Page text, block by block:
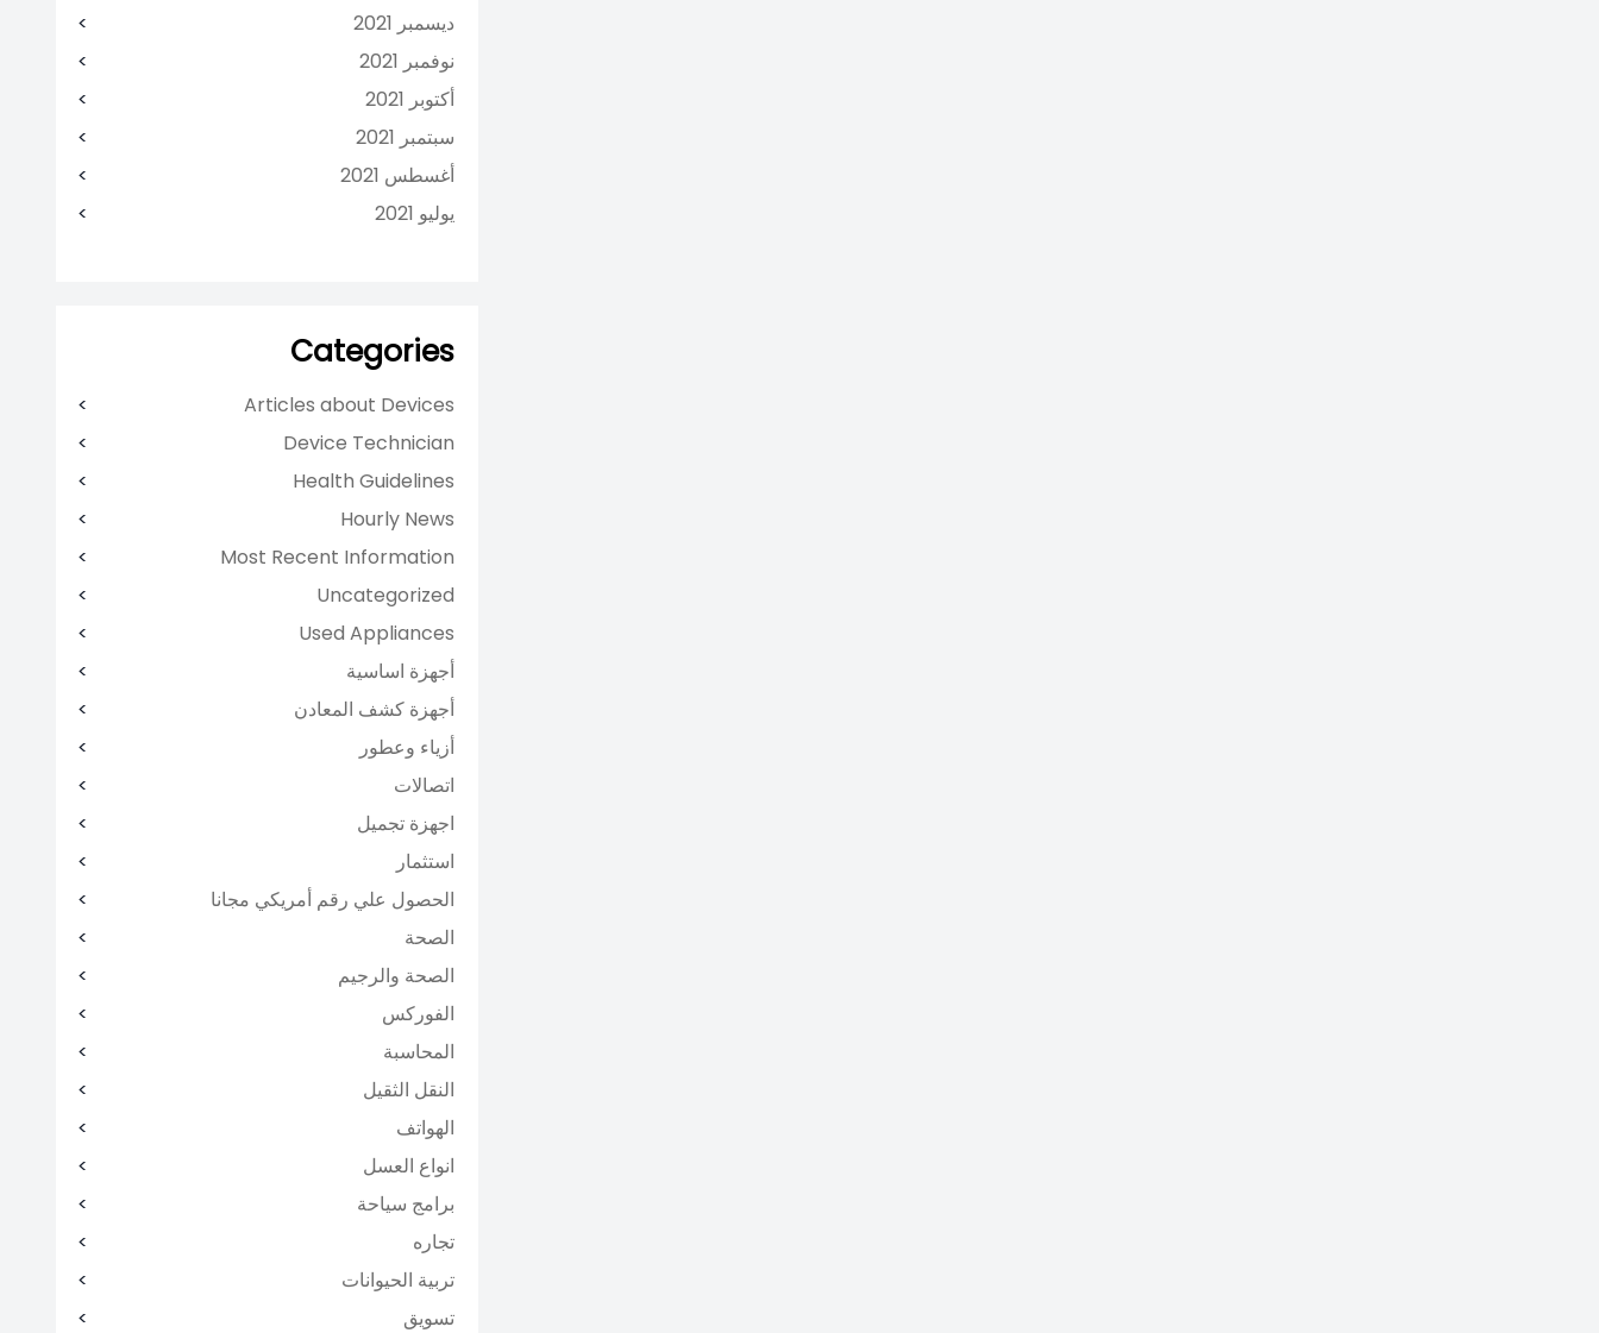
ديسمبر 2021
نوفمبر 2021
أكتوبر 2021
سبتمبر 2021
أغسطس 2021
يوليو 2021
Categories
Articles about Devices
Device Technician
Health Guidelines
Hourly News
Most Recent Information
Uncategorized
Used Appliances
أجهزة اساسية
أجهزة كشف المعادن
أزياء وعطور
اتصالات
اجهزة تجميل
استثمار
الحصول علي رقم أمريكي مجانا
الصحة
الصحة والرجيم
الفوركس
المحاسبة
النقل الثقيل
الهواتف
انواع العسل
برامج سياحة
تجاره
تربية الحيوانات
تسويق